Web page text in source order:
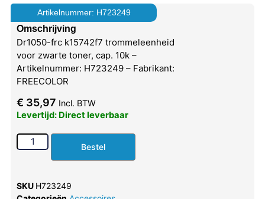
Artikelnummer: H723249
Omschrijving
Dr1050-frc k15742f7 trommeleenheid
voor zwarte toner, cap. 10k –
Artikelnummer: H723249 – Fabrikant:
FREECOLOR
€ 35,97 Incl. BTW
Levertijd: Direct leverbaar
Bestel
SKU H723249